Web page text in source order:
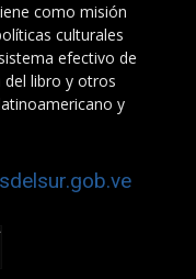
como misión
culturales
efectivo de
del libro y otros
y